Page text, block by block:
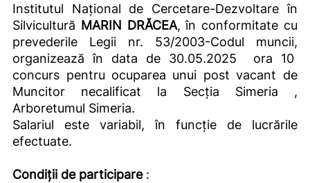
Institutul Național de Cercetare-Dezvoltare în
Silvicultură MARIN DRĂCEA, în conformitate cu
prevederile Legii nr. 53/2003-Codul muncii,
organizează în data de 30.05.2025 ora 10
concurs pentru ocuparea unui post vacant de
Muncitor necalificat la Secția Simeria ,
Arboretumul Simeria.
Salariul este variabil, în funcție de lucrările
efectuate.
Condiţii de participare :